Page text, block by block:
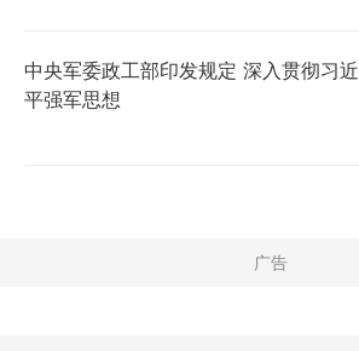
中央军委政工部印发规定 深入贯彻习近
平强军思想